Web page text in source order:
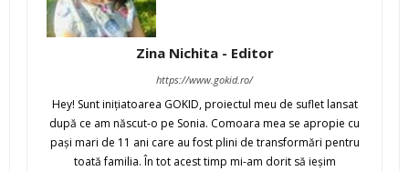
Zina Nichita - Editor
https://www.gokid.ro/
Hey! Sunt iniţiatoarea GOKID, proiectul meu de suflet lansat
după ce am născut-o pe Sonia. Comoara mea se apropie cu
paşi mari de 11 ani care au fost plini de transformări pentru
toată familia. În tot acest timp mi-am dorit să ieşim